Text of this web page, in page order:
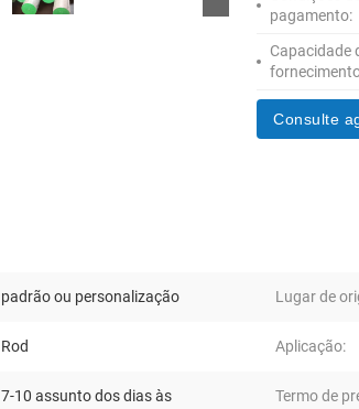
pagamento:
Capacidade
Consulte
padrão ou personalização Lugar de
Rod Aplicação:
7-10 assunto dos dias às
Termo de